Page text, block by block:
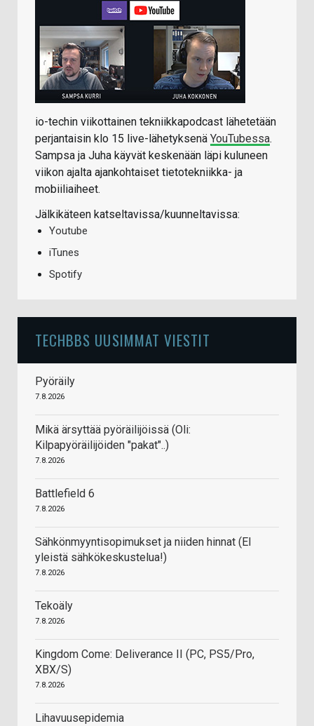
io-techin viikottainen tekniikkapodcast lähetetään
perjantaisin klo 15 live-lähetyksenä YouTubessa.
Sampsa ja Juha käyvät keskenään läpi kuluneen
viikon ajalta ajankohtaiset tietotekniikka- ja
mobiiliaiheet.
Jälkikäteen katseltavissa/kuunneltavissa:
Youtube
iTunes
Spotify
TECHBBS UUSIMMAT VIESTIT
Pyöräily
7.8.2026
Mikä ärsyttää pyöräilijöissä (Oli:
Kilpapyöräilijöiden "pakat"..)
7.8.2026
Battlefield 6
7.8.2026
Sähkönmyyntisopimukset ja niiden hinnat (EI
yleistä sähkökeskustelua!)
7.8.2026
Tekoäly
7.8.2026
Kingdom Come: Deliverance II (PC, PS5/Pro,
XBX/S)
7.8.2026
Lihavuusepidemia